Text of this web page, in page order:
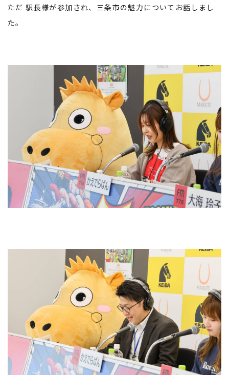
ただ 駅長様が参加され、三条市の魅力についてお話しまし
た。